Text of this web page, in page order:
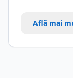
Află mai